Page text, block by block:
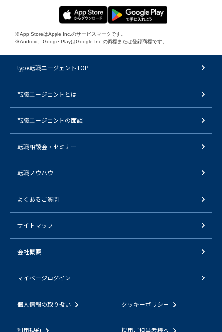
※App StoreはApple Inc.のサービスマークです。
※Android、Google PlayはGoogle Inc.の商標または登録商標です。
type転職エージェントTOP
転職エージェントとは
転職エージェントの面談
転職相談会・セミナー
転職ノウハウ
よくあるご質問
サイトマップ
会社概要
マイページログイン
個人情報の取り扱い クッキーポリシー
利用規約 採用ご担当者様へ